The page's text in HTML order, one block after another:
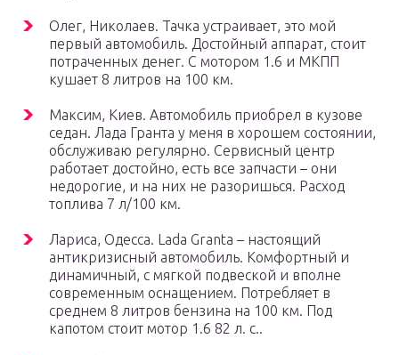
Олег, Николаев. Тачка устраивает, это мой
первый автомобиль. Достойный аппарат, стоит
потраченных денег. С мотором 1.6 и МКПП
кушает 8 литров на 100 км.
Максим, Киев. Автомобиль приобрел в кузове
седан. Лада Гранта у меня в хорошем состоянии,
обслуживаю регулярно. Сервисный центр
работает достойно, есть все запчасти – они
недорогие, и на них не разоришься. Расход
топлива 7 л/100 км.
Лариса, Одесса. Lada Granta – настоящий
антикризисный автомобиль. Комфортный и
динамичный, с мягкой подвеской и вполне
современным оснащением. Потребляет в
среднем 8 литров бензина на 100 км. Под
капотом стоит мотор 1.6 82 л. с..